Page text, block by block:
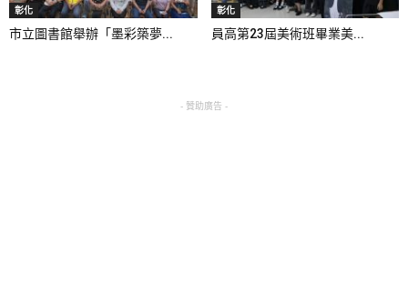
彰化
市立圖書館舉辦「墨彩築夢...
彰化
員高第23屆美術班畢業美...
- 贊助廣告 -